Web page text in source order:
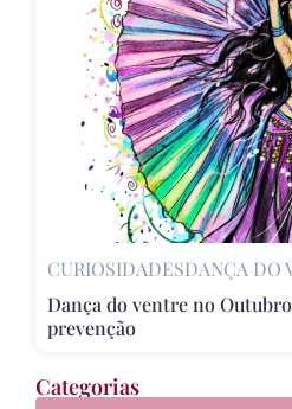
CURIOSIDADESDANÇA DO
Dança do ventre no
prevenção
Categorias